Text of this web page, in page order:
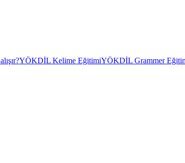
YÖKDİL Kelime EğitimiYÖKDİL Grammer